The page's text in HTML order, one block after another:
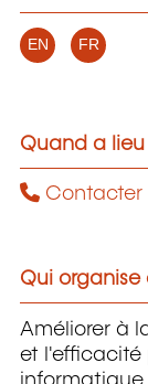
EN FR
Quand a lieu
Contacter
Qui
Améliorer à
et l'efficacité